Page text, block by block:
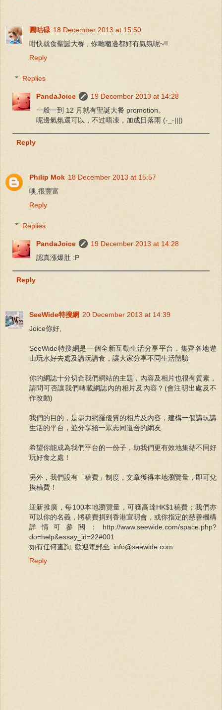
圓咕碌 18 December 2013 at 15:50
咁快就食聖誕大餐 , 你哋嗰邊都好有氣氛呢~!!
Reply
Replies
PandaJoice
19 December 2013 at 14:28
一般一到 12 月就有聖誕大餐 promotion。
呢邊氣氛還可以，不过唔凍，加成日落雨 (-_-|||)
Reply
Philip Mok 18 December 2013 at 15:57
噢,很豐富
Reply
Replies
PandaJoice
19 December 2013 at 14:28
認真漲爆肚 :P
Reply
SeeWide特搜網 20 December 2013 at 14:39
Joice你好,
SeeWide特搜網是一個全新互動生活分享平台，集齊各地遊
山玩水好去處及講玩講食，讓大家分享不同生活體驗
你的網誌十分切合我們網站的主題，內容及相片也很有質素，
請問可否讓我們轉載網誌內的相片及內容？(會注明出處及不
作改動)
我們的目的，是盡力網羅優質的相片及內容，建構一個講玩講
生活的平台，並分享給一眾志同道合的網友
希望你能成為我們平台的一份子，助我們更有效地集結不同好
玩好食之處！
另外，我們設有「稿費」制度，文章獲得本地瀏覽量，即可兌
換稿費！
迎新推廣，每100本地瀏覽量，可獲高達HK$1稿費；我們亦
可以你的名義，將稿費捐到香港宣明會，或你指定的慈善機構
詳情可參閱：http://www.seewide.com/space.php?
do=help&essay_id=22#001
如有任何查詢, 歡迎電郵至: info@seewide.com
Reply